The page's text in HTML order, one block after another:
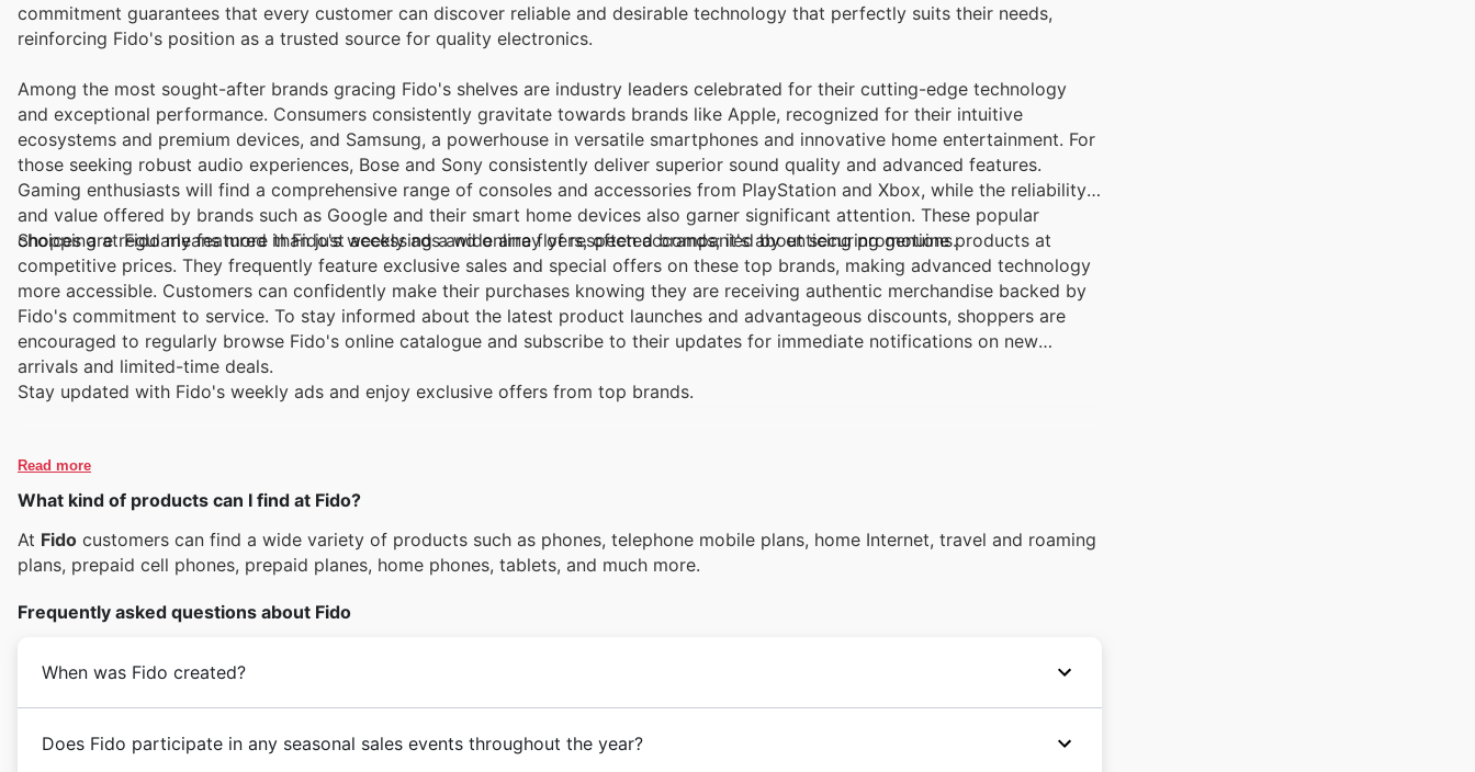
commitment guarantees that every customer can discover reliable and desirable technology that perfectly suits their needs,
reinforcing Fido's position as a trusted source for quality electronics.
Among the most sought-after brands gracing Fido's shelves are industry leaders celebrated for their cutting-edge technology
and exceptional performance. Consumers consistently gravitate towards brands like Apple, recognized for their intuitive
ecosystems and premium devices, and Samsung, a powerhouse in versatile smartphones and innovative home entertainment. For
those seeking robust audio experiences, Bose and Sony consistently deliver superior sound quality and advanced features.
Gaming enthusiasts will find a comprehensive range of consoles and accessories from PlayStation and Xbox, while the reliability
and value offered by brands such as Google and their smart home devices also garner significant attention. These popular
choices are regularly featured in Fido's weekly ads and online flyers, often accompanied by enticing promotions.
Shopping at Fido means more than just accessing a wide array of respected brands; it's about securing genuine products at
competitive prices. They frequently feature exclusive sales and special offers on these top brands, making advanced technology
more accessible. Customers can confidently make their purchases knowing they are receiving authentic merchandise backed by
Fido's commitment to service. To stay informed about the latest product launches and advantageous discounts, shoppers are
encouraged to regularly browse Fido's online catalogue and subscribe to their updates for immediate notifications on new
arrivals and limited-time deals.
Stay updated with Fido's weekly ads and enjoy exclusive offers from top brands.
Read more
What kind of products can I find at Fido?
At Fido customers can find a wide variety of products such as phones, telephone mobile plans, home Internet, travel and roaming
plans, prepaid cell phones, prepaid planes, home phones, tablets, and much more.
Frequently asked questions about Fido
When was Fido created?
Does Fido participate in any seasonal sales events throughout the year?